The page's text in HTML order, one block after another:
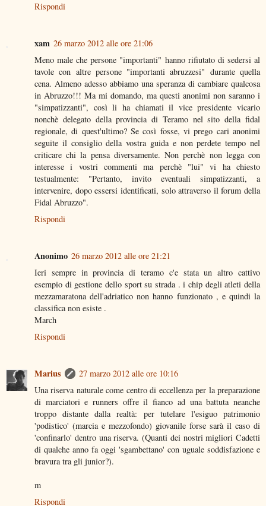
Rispondi
xam 26 marzo 2012 alle ore 21:06
Meno male che persone "importanti" hanno rifiutato di sedersi al
tavole con altre persone "importanti abruzzesi" durante quella
cena. Almeno adesso abbiamo una speranza di cambiare qualcosa
in Abruzzo!!! Ma mi domando, ma questi anonimi non saranno i
"simpatizzanti", così li ha chiamati il vice presidente vicario
nonchè delegato della provincia di Teramo nel sito della fidal
regionale, di quest'ultimo? Se così fosse, vi prego cari anonimi
seguite il consiglio della vostra guida e non perdete tempo nel
criticare chi la pensa diversamente. Non perchè non legga con
interesse i vostri commenti ma perchè "lui" vi ha chiesto
testualmente: "Pertanto, invito eventuali simpatizzanti, a
intervenire, dopo essersi identificati, solo attraverso il forum della
Fidal Abruzzo".
Rispondi
Anonimo 26 marzo 2012 alle ore 21:21
Ieri sempre in provincia di teramo c'e stata un altro cattivo
esempio di gestione dello sport su strada . i chip degli atleti della
mezzamaratona dell'adriatico non hanno funzionato , e quindi la
classifica non esiste .
March
Rispondi
Marius
27 marzo 2012 alle ore 10:16
Una riserva naturale come centro di eccellenza per la preparazione
di marciatori e runners offre il fianco ad una battuta neanche
troppo distante dalla realtà: per tutelare l'esiguo patrimonio
'podistico' (marcia e mezzofondo) giovanile forse sarà il caso di
'confinarlo' dentro una riserva. (Quanti dei nostri migliori Cadetti
di qualche anno fa oggi 'sgambettano' con uguale soddisfazione e
bravura tra gli junior?).
m
Rispondi